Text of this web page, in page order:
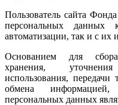
Пользователь сайта
персональных данных
автоматизации, так и с их
Основанием для
хранения,
использования,
обмена информацией,
персональных данных